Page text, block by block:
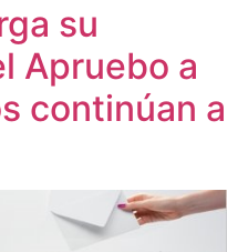
su
Apruebo a
continúan a